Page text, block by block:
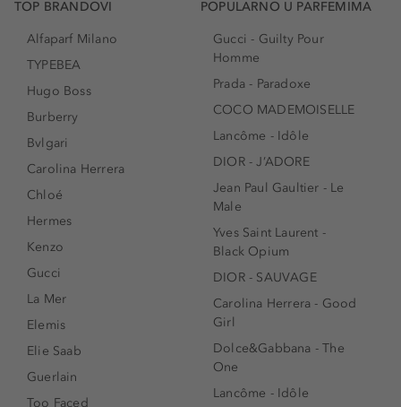
TOP BRANDOVI
Alfaparf Milano
TYPEBEA
Hugo Boss
Burberry
Bvlgari
Carolina Herrera
Chloé
Hermes
Kenzo
Gucci
La Mer
Elemis
Elie Saab
Guerlain
Too Faced
POPULARNO U PARFEMIMA
Gucci - Guilty Pour
Homme
Prada - Paradoxe
COCO MADEMOISELLE
Lancôme - Idôle
DIOR - J’ADORE
Jean Paul Gaultier - Le
Male
Yves Saint Laurent -
Black Opium
DIOR - SAUVAGE
Carolina Herrera - Good
Girl
Dolce&Gabbana - The
One
Lancôme - Idôle